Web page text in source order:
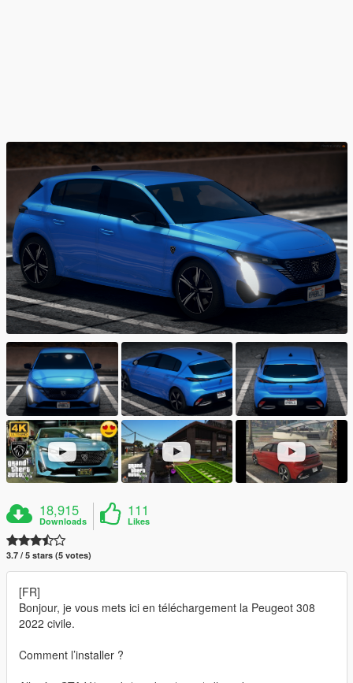
18,915
Downloads
111
Likes
3.7 / 5 stars (5 votes)
[FR]
Bonjour, je vous mets ici en téléchargement la Peugeot 308
2022 civile.
Comment l’installer ?